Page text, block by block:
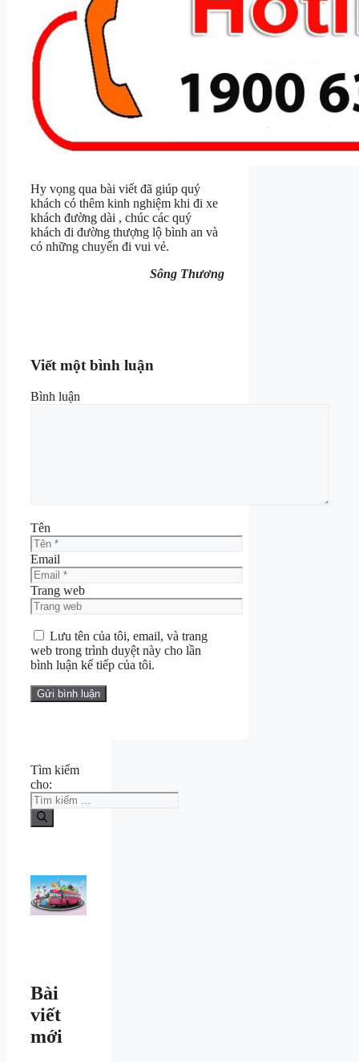
Hy vọng qua bài viết đã giúp quý
khách có thêm kinh nghiệm khi đi xe
khách đường dài , chúc các quý
khách đi đường thượng lộ bình an và
có những chuyến đi vui vẻ.
Sông Thương
Viết một bình luận
Bình luận
Tên
Email
Trang web
Lưu tên của tôi, email, và trang
web trong trình duyệt này cho lần
bình luận kế tiếp của tôi.
Tìm kiếm
cho:
Bài
viết
mới